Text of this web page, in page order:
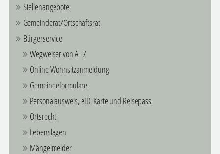
Stellenangebote
Gemeinderat/Ortschaftsrat
Bürgerservice
Wegweiser von A - Z
Online Wohnsitzanmeldung
Gemeindeformulare
Personalausweis, eID-Karte und Reisepass
Ortsrecht
Lebenslagen
Mängelmelder